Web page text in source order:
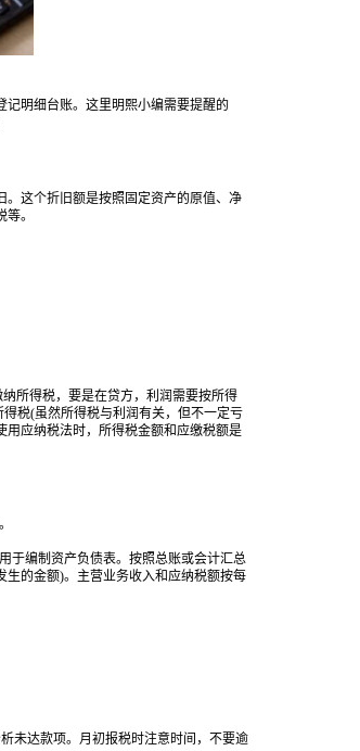
明细台账。这里明熙小编需要提醒的
这个折旧额是按照固定资产的原值、净
。
所得税，要是在贷方，利润需要按所得
税(虽然所得税与利润有关，但不一定亏
应纳税法时，所得税金额和应缴税额是
编制资产负债表。按照总账或会计汇总
的金额)。主营业务收入和应纳税额按每
未达款项。月初报税时注意时间，不要逾